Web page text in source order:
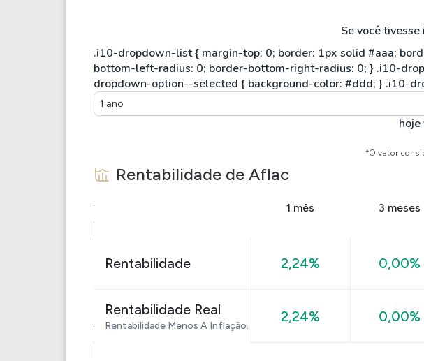
Se você
1 ano
hoje
*O valor
Rentabilidade de Aflac
1 mês 3 meses
Rentabilidade 2,24% 0,00%
Rentabilidade Real
Rentabilidade Menos A Inflação.
2,24% 0,00%